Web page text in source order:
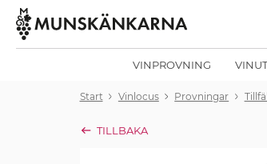
VINPROVNING
Start Vinlocus Provningar
TILLBAKA